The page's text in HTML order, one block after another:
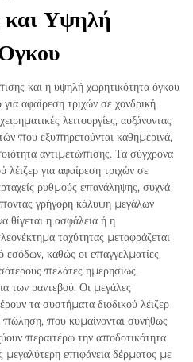
και Υψηλή
και η υψηλή χωρητικότητα όγκου
αφαίρεση τριχών σε χονδρική
λειτουργίες, αυξάνοντας
που εξυπηρετούνται καθημερινά,
αντιμετώπισης. Τα σύγχρονα
για αφαίρεση τριχών σε
ρυθμούς επανάληψης, συχνά
γρήγορη κάλυψη μεγάλων
θίγεται η ασφάλεια ή η
ταχύτητας μεταφράζεται
εσόδων, καθώς οι επαγγελματίες
πελάτες ημερησίως,
των ραντεβού. Οι μεγάλες
τα συστήματα διοδικού λέιζερ
πώληση, που κυμαίνονται συνήθως
περαιτέρω την αποδοτικότητα
μεγαλύτερη επιφάνεια δέρματος με